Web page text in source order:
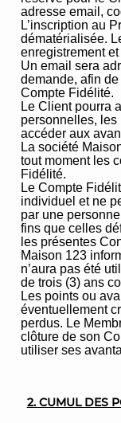
adresse email,
L’inscription au
dématérialisée.
enregistrement
Un email sera
demande, afin
Compte Fidélité.
Le Client pourra
personnelles, les
accéder aux
La société
tout moment les
Fidélité.
Le Compte
individuel et ne
par une
fins que celles
les présentes
Maison 123
n’aura pas été
de trois (3) ans
Les points ou
éventuellement
perdus. Le
clôture de son
utiliser ses
2. CUMUL DES